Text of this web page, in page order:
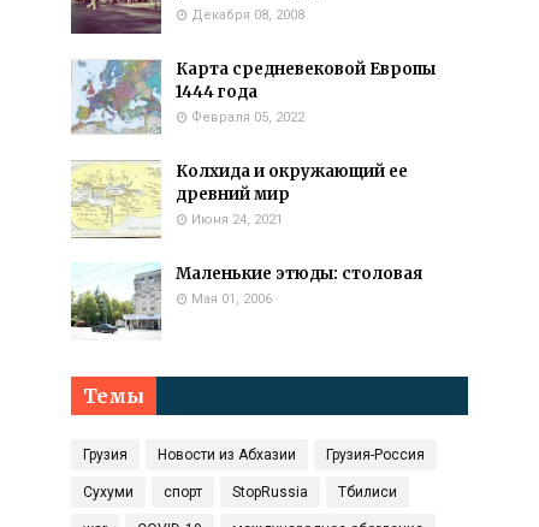
Декабря 08, 2008
Карта средневековой Европы
1444 года
Февраля 05, 2022
Колхида и окружающий ее
древний мир
Июня 24, 2021
Маленькие этюды: столовая
Мая 01, 2006
Темы
Грузия Новости из Абхазии Грузия-Россия
Сухуми спорт StopRussia Тбилиси